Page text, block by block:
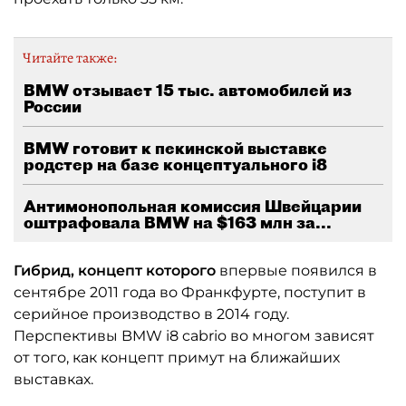
Читайте также:
BMW отзывает 15 тыс. автомобилей из
России
BMW готовит к пекинской выставке
родстер на базе концептуального i8
Антимонопольная комиссия Швейцарии
оштрафовала BMW на $163 млн за...
Гибрид, концепт которого впервые появился в
сентябре 2011 года во Франкфурте, поступит в
серийное производство в 2014 году.
Перспективы BMW i8 cabrio во многом зависят
от того, как концепт примут на ближайших
выставках.